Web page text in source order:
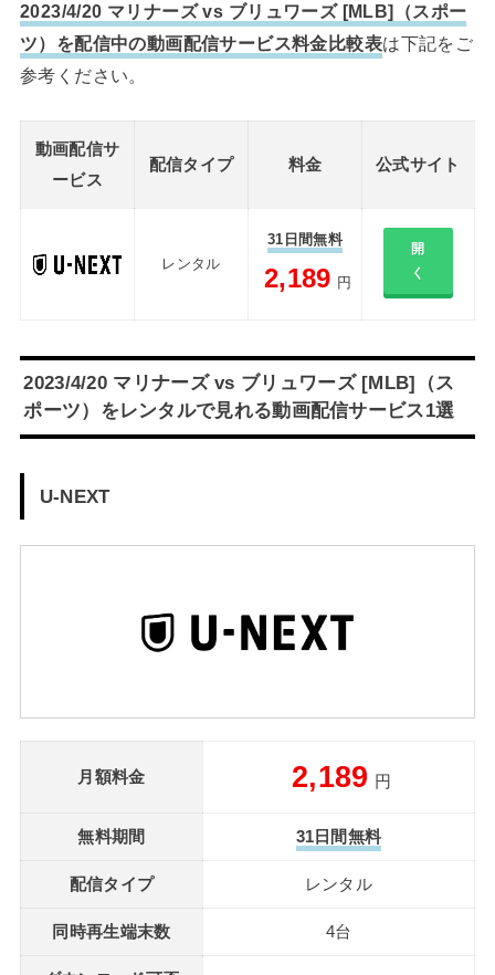
2023/4/20 マリナーズ vs ブリュワーズ [MLB]（スポー
ツ）を配信中の動画配信サービス料金比較表は下記をご
参考ください。
動画配信サ
ービス
配信タイプ 料金 公式サイト
レンタル
31日間無料
2,189 円
開
く
2023/4/20 マリナーズ vs ブリュワーズ [MLB]（ス
ポーツ）をレンタルで見れる動画配信サービス1選
U-NEXT
月額料金 2,189 円
無料期間 31日間無料
配信タイプ レンタル
同時再生端末数 4台